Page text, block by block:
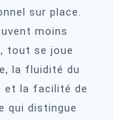
sur place.
moins
tout se joue
la fluidité du
et la facilité de
qui distingue